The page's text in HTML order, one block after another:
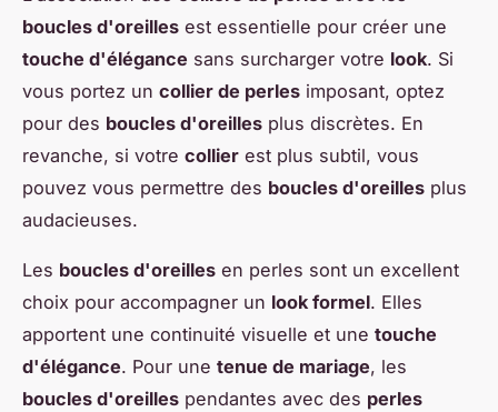
boucles d'oreilles est essentielle pour créer une
touche d'élégance sans surcharger votre look. Si
vous portez un collier de perles imposant, optez
pour des boucles d'oreilles plus discrètes. En
revanche, si votre collier est plus subtil, vous
pouvez vous permettre des boucles d'oreilles plus
audacieuses.
Les boucles d'oreilles en perles sont un excellent
choix pour accompagner un look formel. Elles
apportent une continuité visuelle et une touche
d'élégance. Pour une tenue de mariage, les
boucles d'oreilles pendantes avec des perles